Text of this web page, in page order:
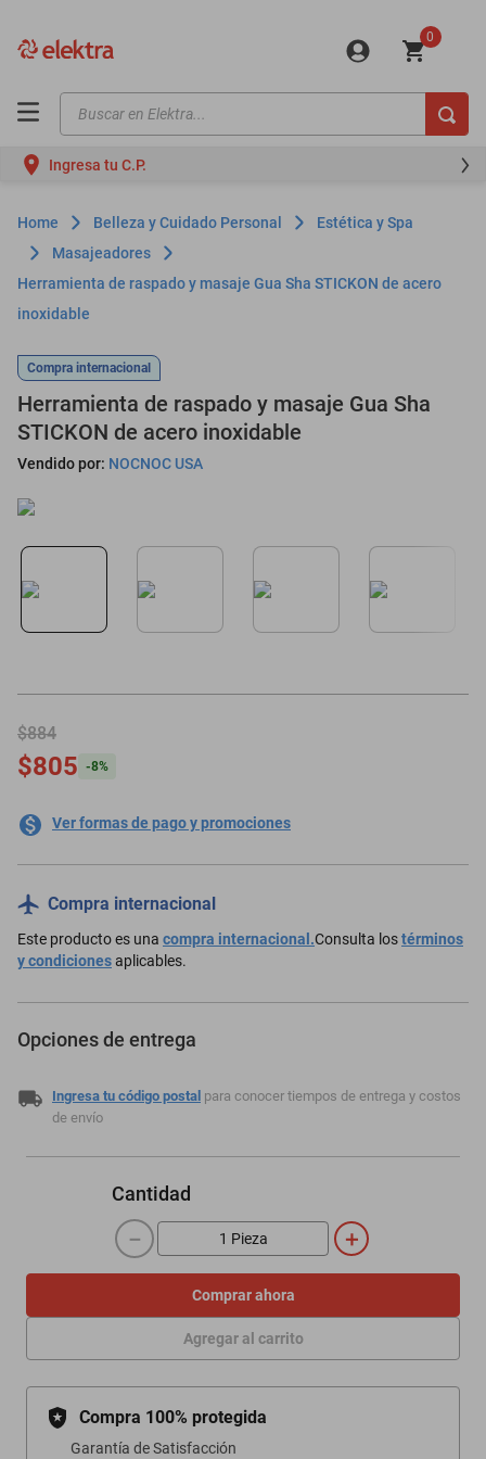
0
Buscar en Elektra...
Ingresa tu C.P.
Belleza y Cuidado Personal
Estética y Spa
Masajeadores
Herramienta de raspado y masaje Gua Sha STICKON de acero
inoxidable
Compra internacional
Herramienta de raspado y masaje Gua Sha
STICKON de acero inoxidable
Vendido por: NOCNOC USA
$884
$805 -8%
Ver formas de pago y promociones
Compra internacional
Este producto es una compra internacional.Consulta lostérminos
y condicionesaplicables.
Opciones de entrega
Ingresa tu código postal para conocer tiempos de entrega y costos
de envío
Cantidad
＋
－
Comprar ahora
Agregar al carrito
Compra 100% protegida
Garantía de Satisfacción
motos
moto
celulares
iphones
lavadoras
colchones
salas